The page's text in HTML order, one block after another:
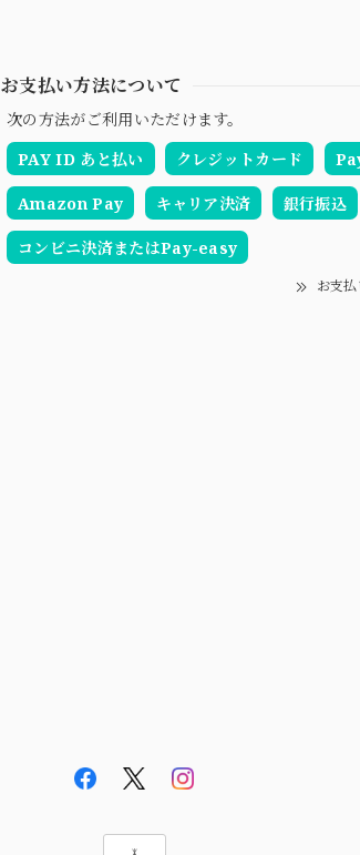
お支払い方法について
次の方法がご利用いただけます。
PAY ID あと払い
クレジットカード
Amazon Pay キャリア決済 銀行振込
コンビニ決済またはPay-easy
お支